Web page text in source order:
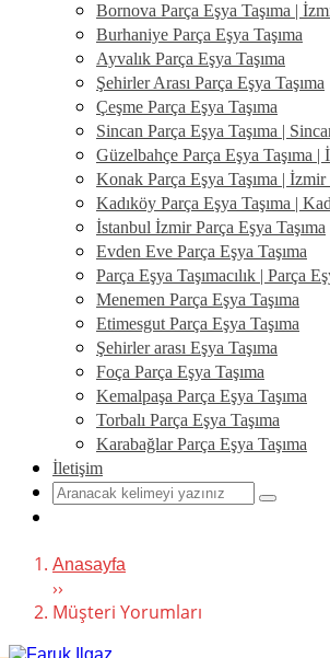
Bornova Parça Eşya Taşıma |
Burhaniye Parça Eşya Taşıma
Ayvalık Parça Eşya Taşıma
Şehirler Arası Parça Eşya Taşıma
Çeşme Parça Eşya Taşıma
Sincan Parça Eşya Taşıma |
Güzelbahçe Parça Eşya Taşıma
Konak Parça Eşya Taşıma |
Kadıköy Parça Eşya Taşıma |
İstanbul İzmir Parça Eşya Taşıma
Evden Eve Parça Eşya Taşıma
Parça Eşya Taşımacılık | Parça
Menemen Parça Eşya Taşıma
Etimesgut Parça Eşya Taşıma
Şehirler arası Eşya Taşıma
Foça Parça Eşya Taşıma
Kemalpaşa Parça Eşya Taşıma
Torbalı Parça Eşya Taşıma
Karabağlar Parça Eşya Taşıma
İletişim
Anasayfa
››
Müşteri Yorumları